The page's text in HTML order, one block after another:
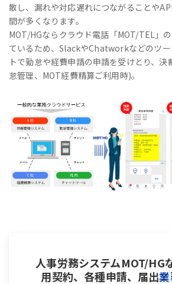
散し、漏れや対応遅れにつながることや
間が多くなります。
MOT/HGならクラウド電話「MOT/TEL」
ているため、SlackやChatworkなどのツー
トで勤怠や経費申請の申請を受けとり、
怠管理、MOT経費精算ご利用時)。
人事労務システムMOT/HG
用契約、各種申請、届出